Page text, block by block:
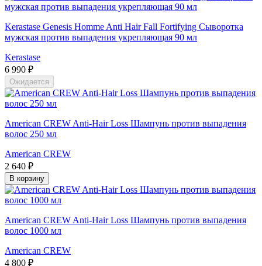
Kerastase Genesis Homme Anti Hair Fall Fortifying Сыворотка
мужская против выпадения укрепляющая 90 мл
Kerastase
6 990 ₽
Ожидается
American CREW Anti-Hair Loss Шампунь против выпадения
волос 250 мл
American CREW
2 640 ₽
В корзину
American CREW Anti-Hair Loss Шампунь против выпадения
волос 1000 мл
American CREW
4 800 ₽